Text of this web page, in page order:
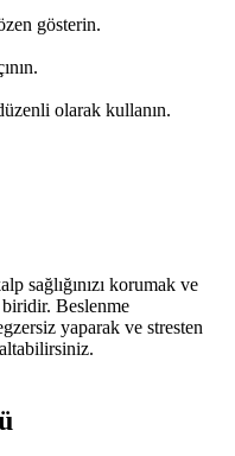
gösterin.
olarak kullanın.
sağlığınızı korumak ve
Beslenme
yaparak ve stresten